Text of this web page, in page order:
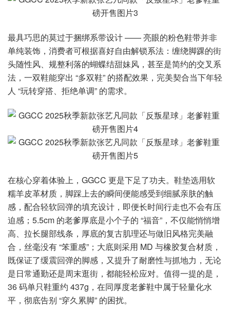
最具巧思的莫过于捆绑系带设计 —— 亮眼的粉色鞋带并非
单纯装饰，消费者可根据喜好自由解锁系法：缠绕脚踝的街
头随性风、规整利落的蝴蝶结甜妹风，甚至是简约的交叉系
法，一双鞋能穿出 “多双鞋” 的搭配效果，完美契合当下年轻
人 “玩转穿搭、拒绝单调” 的需求。
在核心穿着体验上，GGCC 更是下足了功夫。鞋垫选用软
糯羊皮革材质，脚踩上去的瞬间便能感受到细腻亲肤的触
感，配合轻软回弹的填充设计，即便长时间行走也不会有压
迫感；5.5cm 的老爹厚底是小个子的 “福音”，不仅能悄悄增
高、拉长腿部线条，厚底的复古肌理还与做旧风格完美融
合，丝毫没有 “笨重感”；大底则采用 MD 与橡胶复合材质，
既保证了缓震回弹的脚感，又提升了耐磨性与抓地力，无论
是日常通勤还是周末逛街，都能轻松应对。值得一提的是，
36 码单只鞋重约 437g，在同厚度老爹鞋中属于轻量化水
平，彻底告别 “穿久累脚” 的困扰。